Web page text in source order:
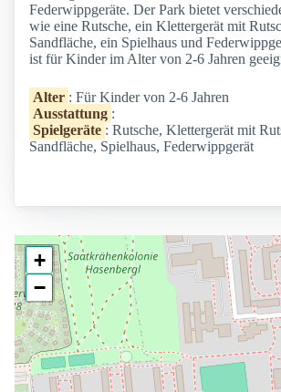
Federwippgeräte. Der Park bietet
wie eine Rutsche, ein Klettergerät mit
Sandfläche, ein Spielhaus und
ist für Kinder im Alter von 2-6 Jahren
Alter : Für Kinder von 2-6 Jahren
Ausstattung :
Spielgeräte : Rutsche, Klettergerät mit
Sandfläche, Spielhaus, Federwippgerät
+
−